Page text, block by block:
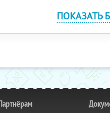
ПОКАЗАТЬ